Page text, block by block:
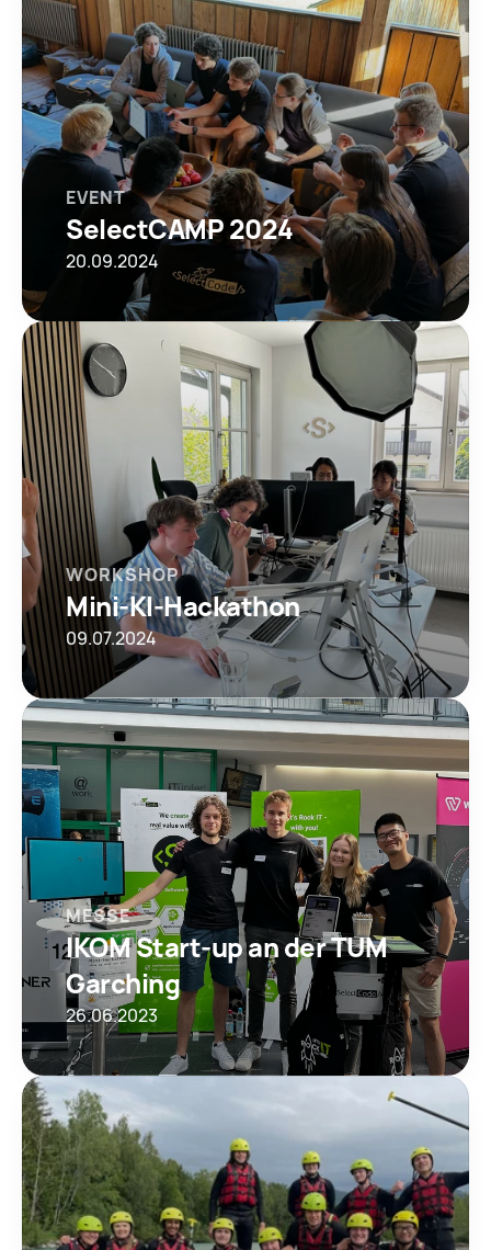
EVENT
SelectCAMP 2024
20.09.2024
WORKSHOP
Mini-KI-Hackathon
09.07.2024
MESSE
IKOM Start-up an der TUM
Garching
26.06.2023